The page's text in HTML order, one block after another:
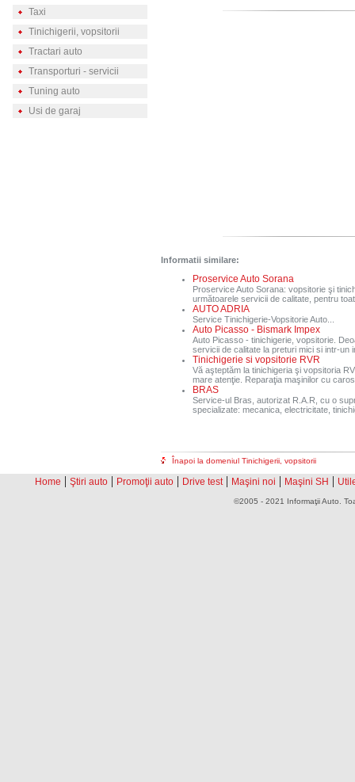
Taxi
Tinichigerii, vopsitorii
Tractari auto
Transporturi - servicii
Tuning auto
Usi de garaj
Informatii similare:
Proservice Auto Sorana
Proservice Auto Sorana: vopsitorie şi
următoarele servicii de calitate, pentru
AUTO ADRIA
Service Tinichigerie-Vopsitorie Auto...
Auto Picasso - Bismark Impex
Auto Picasso - tinichigerie, vopsitorie.
servicii de calitate la preturi mici si intr-un
Tinichigerie si vopsitorie RVR
Vă aşteptăm la tinichigeria şi vopsitoria
mare atenţie. Reparaţia maşinilor cu
BRAS
Service-ul Bras, autorizat R.A.R, cu o
specializate: mecanica, electricitate,
Înapoi la domeniul Tinichigerii, vopsitorii
Home | Ştiri auto | Promoţii auto | Drive test | Maşini noi | Maşini SH |
©2005 - 2021 Informaţii Auto.